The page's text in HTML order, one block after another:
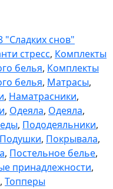
"Сладких снов"
стресс, Комплекты
белья, Комплекты
белья, Матрасы,
, Наматрасники,
, Одеяла, Одеяла,
, Пододеяльники,
Подушки, Покрывала,
, Постельное белье,
принадлежности,
, Топперы